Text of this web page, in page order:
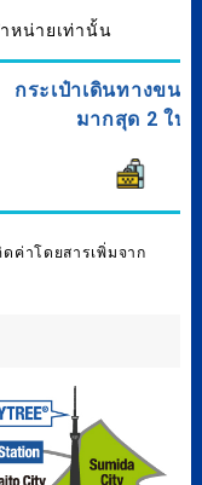
หน่ายเท่านั้น
กระเป๋าเดินทางขน
มากสุด 2 ใบ
ค่าโดยสารเพิ่มจาก